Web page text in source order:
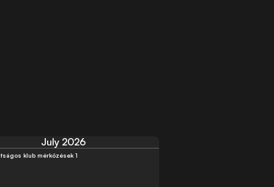
July 2026
klub mérközések 1